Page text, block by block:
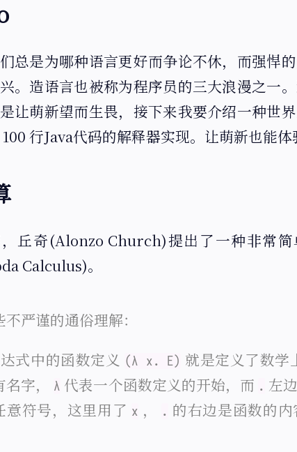
总是为哪种语言更好而争论不休，而强悍
。造语言也被称为程序员的三大浪漫之一
让萌新望而生畏，接下来我要介绍一种世
行Java代码的解释器实现。让萌新也能体
，丘奇(Alonzo Church)提出了一种非常
Calculus)。
不严谨的通俗理解：
式中的函数定义 (λ x. E) 就是定义了数学
名字， λ 代表一个函数定义的开始，而 . 左
意符号，这里用了 x ， . 的右边是函数的内